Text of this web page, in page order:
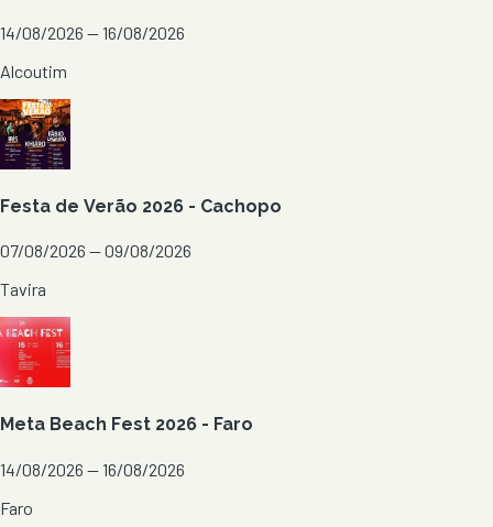
14/08/2026 — 16/08/2026
Alcoutim
Festa de Verão 2026 - Cachopo
07/08/2026 — 09/08/2026
Tavira
Meta Beach Fest 2026 - Faro
14/08/2026 — 16/08/2026
Faro